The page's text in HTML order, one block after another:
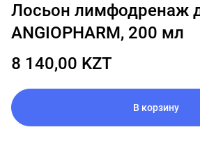
Лосьон лимфодренаж для лица
ANGIOPHARM, 200 мл
8 140,00 KZT
В корзину